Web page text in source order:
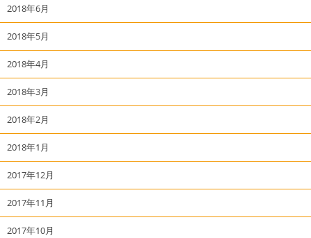
2018年6月
2018年5月
2018年4月
2018年3月
2018年2月
2018年1月
2017年12月
2017年11月
2017年10月